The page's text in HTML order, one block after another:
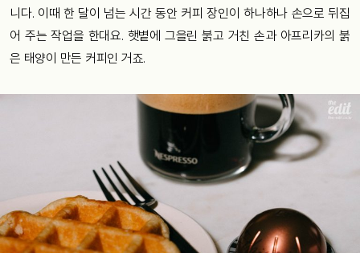
니다. 이때 한 달이 넘는 시간 동안 커피 장인이 하나하나 손으로 뒤집
어 주는 작업을 한대요. 햇볕에 그을린 붉고 거친 손과 아프리카의 붉
은 태양이 만든 커피인 거죠.